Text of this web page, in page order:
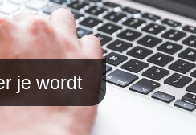
je wordt